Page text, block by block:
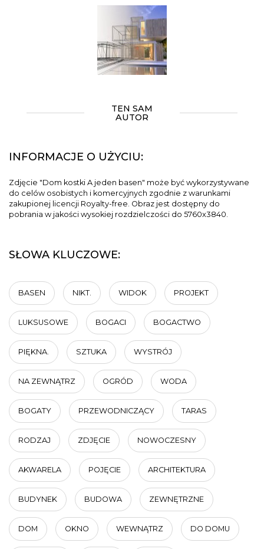
TEN SAM
AUTOR
INFORMACJE O UŻYCIU:
Zdjęcie "Dom kostki A jeden basen" może być wykorzystywane
do celów osobistych i komercyjnych zgodnie z warunkami
zakupionej licencji Royalty-free. Obraz jest dostępny do
pobrania w jakości wysokiej rozdzielczości do 5760x3840.
SŁOWA KLUCZOWE:
BASEN NIKT. WIDOK PROJEKT
LUKSUSOWE BOGACI BOGACTWO
PIĘKNA. SZTUKA WYSTRÓJ
NA ZEWNĄTRZ OGRÓD WODA
BOGATY PRZEWODNICZĄCY TARAS
RODZAJ ZDJĘCIE NOWOCZESNY
AKWARELA POJĘCIE ARCHITEKTURA
BUDYNEK BUDOWA ZEWNĘTRZNE
DOM OKNO WEWNĄTRZ DO DOMU